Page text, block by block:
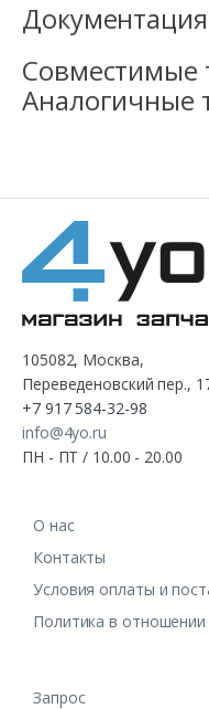
Совместимые
Аналогичные
105082, Москва,
Переведеновский пер.,
+7 917 584-32-98
info@4yo.ru
ПН - ПТ / 10.00 - 20.00
О нас
Контакты
Условия оплаты и
Политика в
Запрос